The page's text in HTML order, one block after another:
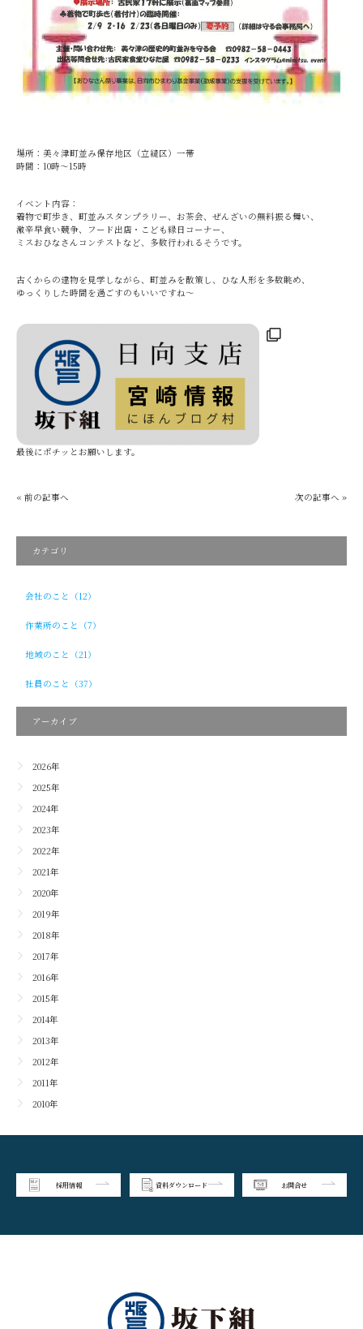
場所：美々津町並み保存地区（立縫区）一帯
時間：10時～15時
イベント内容：
着物で町歩き、町並みスタンプラリー、お茶会、ぜんざいの無料振る舞い、
激辛早食い競争、フード出店・こども縁日コーナー、
ミスおひなさんコンテストなど、多数行われるそうです。
古くからの建物を見学しながら、町並みを散策し、ひな人形を多数眺め、
ゆっくりした時間を過ごすのもいいですね～
最後にポチッとお願いします。
« 前の記事へ 次の記事へ »
カテゴリ
会社のこと（12）
作業所のこと（7）
地域のこと（21）
社員のこと（37）
アーカイブ
2026年
2025年
2024年
2023年
2022年
2021年
2020年
2019年
2018年
2017年
2016年
2015年
2014年
2013年
2012年
2011年
2010年
採用情報 資料ダウンロード お問合せ